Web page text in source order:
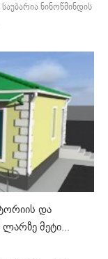
ნინოწმინდის
და
მეტი...